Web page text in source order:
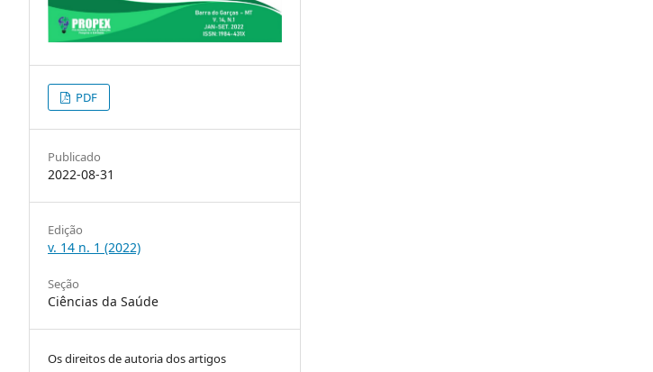
PDF
Publicado
2022-08-31
Edição
v. 14 n. 1 (2022)
Seção
Ciências da Saúde
Os direitos de autoria dos artigos